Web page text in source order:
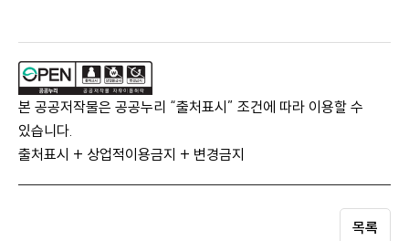
본 공공저작물은 공공누리 “출처표시” 조건에 따라 이용할 수
있습니다.
출처표시 + 상업적이용금지 + 변경금지
목록